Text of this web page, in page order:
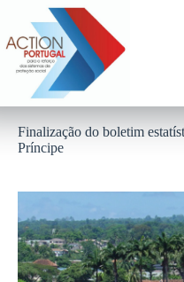
conteúdo
Finalização do boletim
Príncipe